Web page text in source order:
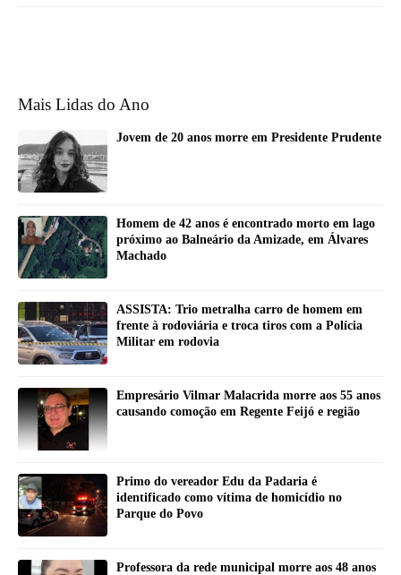
Mais Lidas do Ano
Jovem de 20 anos morre em Presidente Prudente
Homem de 42 anos é encontrado morto em lago
próximo ao Balneário da Amizade, em Álvares
Machado
ASSISTA: Trio metralha carro de homem em
frente à rodoviária e troca tiros com a Polícia
Militar em rodovia
Empresário Vilmar Malacrida morre aos 55 anos
causando comoção em Regente Feijó e região
Primo do vereador Edu da Padaria é
identificado como vítima de homicídio no
Parque do Povo
Professora da rede municipal morre aos 48 anos